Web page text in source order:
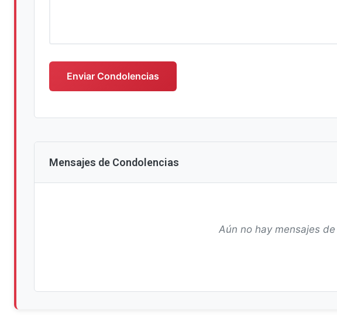
Enviar Condolencias
Mensajes de Condolencias
Aún no hay mensajes